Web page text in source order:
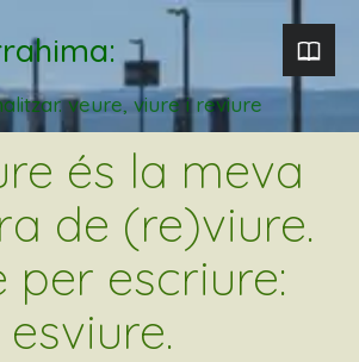
veure, viure i reviure
és la meva
de (re)viure.
per escriure:
esviure.